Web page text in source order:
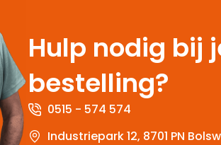
Hulp nodig bij
bestelling?
0515 - 574 574
Industriepark 12, 8701 PN